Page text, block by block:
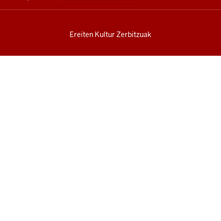
Ereiten Kultur Zerbitzuak